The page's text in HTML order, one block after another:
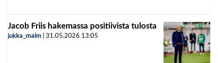
Jacob Friis hakemassa positiivista tulosta
jukka_malm 31.05.2026 13:05